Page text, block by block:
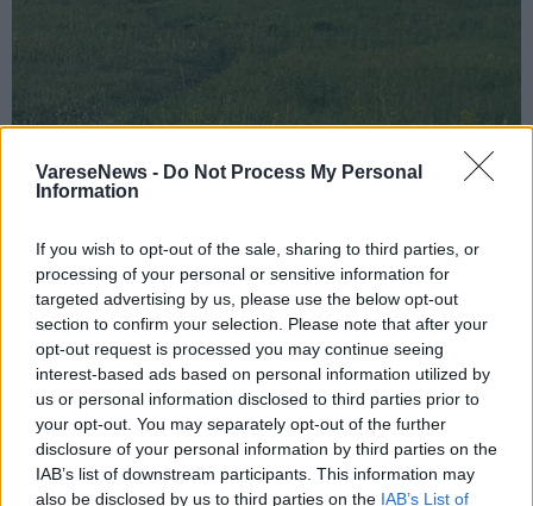
VareseNews - Do Not Process My Personal
Information
If you wish to opt-out of the sale, sharing to third parties, or
processing of your personal or sensitive information for
targeted advertising by us, please use the below opt-out
section to confirm your selection. Please note that after your
opt-out request is processed you may continue seeing
interest-based ads based on personal information utilized by
us or personal information disclosed to third parties prior to
your opt-out. You may separately opt-out of the further
disclosure of your personal information by third parties on the
IAB’s list of downstream participants. This information may
also be disclosed by us to third parties on the IAB’s List of
VEDANO OLONA
Abbattuti tutti gli alberi alla Celidonia,
del viale alberato non resta più nulla